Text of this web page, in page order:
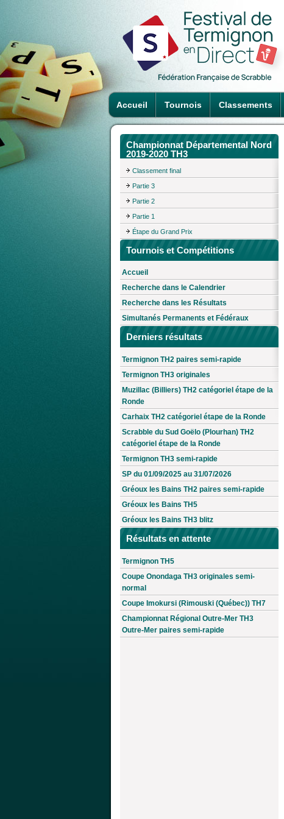
Accueil Tournois Classements
Championnat Départemental Nord
2019-2020 TH3
Classement final
Partie 3
Partie 2
Partie 1
Étape du Grand Prix
Tournois et Compétitions
Accueil
Recherche dans le Calendrier
Recherche dans les Résultats
Simultanés Permanents et Fédéraux
Derniers résultats
Termignon TH2 paires semi-rapide
Termignon TH3 originales
Muzillac (Billiers) TH2 catégoriel étape de la
Ronde
Carhaix TH2 catégoriel étape de la Ronde
Scrabble du Sud Goëlo (Plourhan) TH2
catégoriel étape de la Ronde
Termignon TH3 semi-rapide
SP du 01/09/2025 au 31/07/2026
Gréoux les Bains TH2 paires semi-rapide
Gréoux les Bains TH5
Gréoux les Bains TH3 blitz
Résultats en attente
Termignon TH5
Coupe Onondaga TH3 originales semi-
normal
Coupe Imokursi (Rimouski (Québec)) TH7
Championnat Régional Outre-Mer TH3
Outre-Mer paires semi-rapide